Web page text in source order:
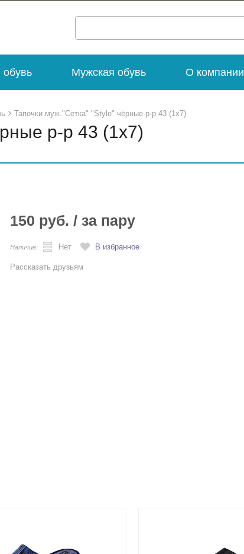
Мужская обувь О компании
Тапочки муж."Сетка" "Style" чёрные р-р 43 (1х7)
р-р 43 (1х7)
150 руб. / за пару
Наличие: Нет В избранное
Рассказать друзьям